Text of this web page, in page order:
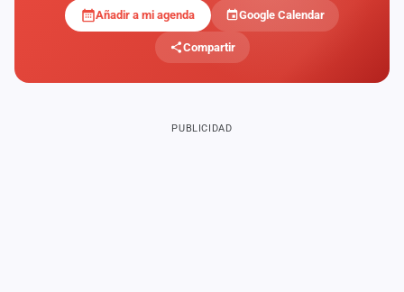
Añadir a mi agenda Google Calendar
Compartir
PUBLICIDAD